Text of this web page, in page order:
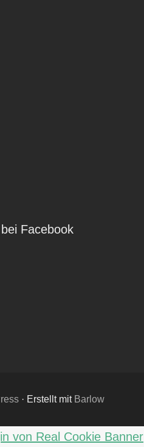
Facebook
· Erstellt mit Barlow
von Real Cookie Banner